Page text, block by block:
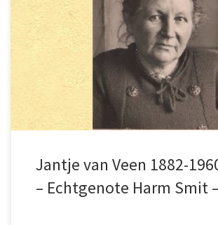
Steeds wanneer zij op Schokland
werd Harm Smit begroet met:
om weer op Schokland terug te
blij dat ik weer uit die drukte ben”.
Jantje van Veen 1882-
– Echtgenote Harm Smit –